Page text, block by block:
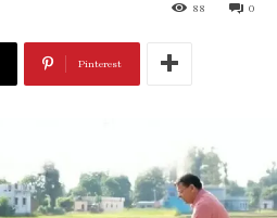
0
88
Pinterest